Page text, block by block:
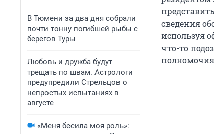
В Тюмени за два дня собрали
почти тонну погибшей рыбы с
берегов Туры
Любовь и дружба будут
трещать по швам. Астрологи
предупредили Стрельцов о
непростых испытаниях в
августе
«Меня бесила моя роль»:
сведения
используя
что-то